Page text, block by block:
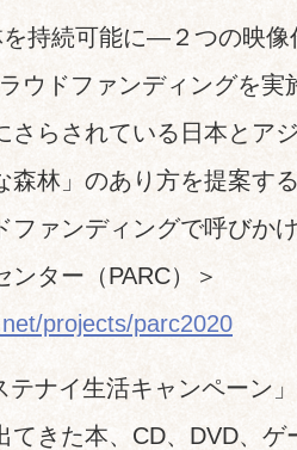
持続可能に―２つの映像
ウドファンディングを実
らされている日本とア
森林」のあり方を提案す
ファンディングで呼びか
ンター（PARC）＞
projects/parc2020
テナイ生活キャンペーン
きた本、CD、DVD、ゲ